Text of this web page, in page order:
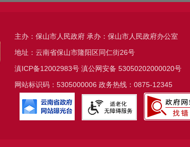
主办：保山市人民政府 承办：保山市人民政府办公室
地址：云南省保山市隆阳区同仁街26号
滇ICP备12002983号滇公网安备 53050202000020号
网站标识码：5305000006 政务热线：0875-12345